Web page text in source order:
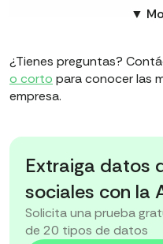
Entorno de
Por eso, las
REST de terceros
Mayor rendimiento
de uso empresarial.
Mejor experiencia
herramientas
▼
¿Tienes preguntas?
o corto para conocer las
empresa.
Extraiga datos
sociales con la
Solicita una prueba
de 20 tipos de datos